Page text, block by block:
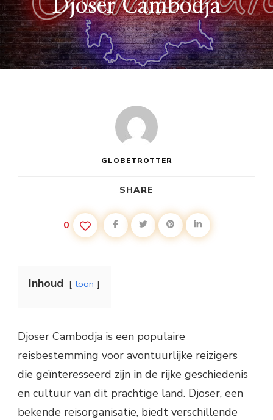
Djoser Cambodja
GLOBETROTTER
SHARE
0
Inhoud toon
Djoser Cambodja is een populaire
reisbestemming voor avontuurlijke reizigers
die geïnteresseerd zijn in de rijke geschiedenis
en cultuur van dit prachtige land. Djoser, een
bekende reisorganisatie, biedt verschillende